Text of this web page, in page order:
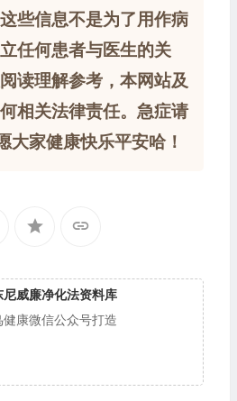
些信息不是为了用作病
任何患者与医生的关
读理解参考，本网站及
相关法律责任。急症请
大家健康快乐平安哈！
尼威廉净化法资料库
健康微信公众号打造